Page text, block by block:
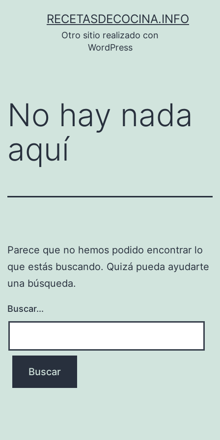
RECETASDECOCINA.INFO
Otro sitio realizado con
WordPress
No hay nada
aquí
Parece que no hemos podido encontrar lo
que estás buscando. Quizá pueda ayudarte
una búsqueda.
Buscar...